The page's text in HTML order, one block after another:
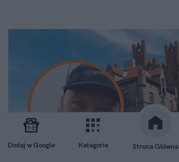
Dodaj w Google Kategorie Strona Główna